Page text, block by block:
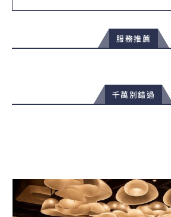
服務推薦
千萬別錯過